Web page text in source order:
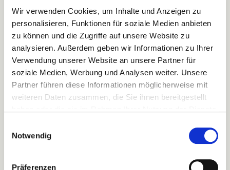
Wir verwenden Cookies, um Inhalte und Anzeigen zu
personalisieren, Funktionen für soziale Medien anbieten
zu können und die Zugriffe auf unsere Website zu
analysieren. Außerdem geben wir Informationen zu Ihrer
Verwendung unserer Website an unsere Partner für
soziale Medien, Werbung und Analysen weiter. Unsere
Partner führen diese Informationen möglicherweise mit
weiteren Daten zusammen, die Sie ihnen bereitgestellt
Notwendig
Präferenzen